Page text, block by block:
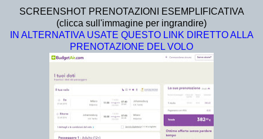
SCREENSHOT PRENOTAZIONI ESEMPLIFICATIVA
(clicca sull'immagine per ingrandire)
IN ALTERNATIVA USATE QUESTO LINK DIRETTO ALLA
PRENOTAZIONE DEL VOLO